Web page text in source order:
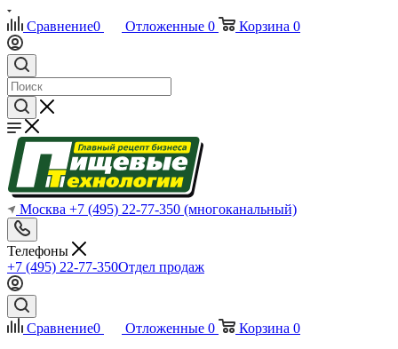
Сравнение0 Отложенные 0 Корзина 0
Москва +7 (495) 22-77-350 (многоканальный)
Телефоны
+7 (495) 22-77-350Отдел продаж
Сравнение0 Отложенные 0 Корзина 0